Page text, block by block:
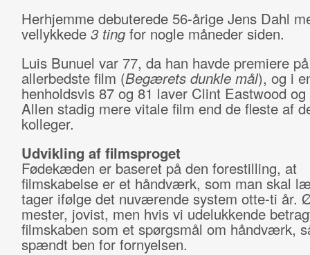
Herhjemme debuterede 56-årige Jens Dahl
vellykkede 3 tingfor nogle måneder siden.
Luis Bunuel var 77, da han havde premiere
allerbedste film (Begærets dunkle mål), og i
henholdsvis 87 og 81 laver Clint Eastwood og
Allen stadig mere vitale film end de fleste af
kolleger.
Udvikling af filmsproget
Fødekæden er baseret på den forestilling, at
filmskabelse er et håndværk, som man skal
tager ifølge det nuværende system otte-ti år.
mester, jovist, men hvis vi udelukkende
filmskaben som et spørgsmål om håndværk,
spændt ben for fornyelsen.